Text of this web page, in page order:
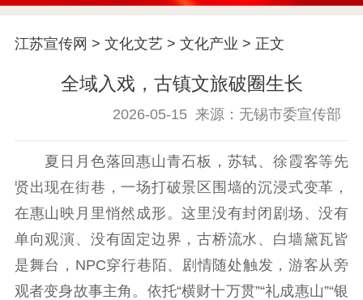
首页
江苏要闻
公示公告
通知公告 信息公开制度
信息公开指南
信息公开年度报
告
政策法规
工作动态
江苏宣传网 > 文化文艺> 文化产业 > 正文
全域入戏，古镇文旅破圈生长
2026-05-15 来源：无锡市委宣传部
夏日月色落回惠山青石板，苏轼、徐霞客等先
贤出现在街巷，一场打破景区围墙的沉浸式变革，
在惠山映月里悄然成形。这里没有封闭剧场、没有
单向观演、没有固定边界，古桥流水、白墙黛瓦皆
是舞台，NPC穿行巷陌、剧情随处触发，游客从旁
观者变身故事主角。依托“横财十万贯”“礼成惠山”“银